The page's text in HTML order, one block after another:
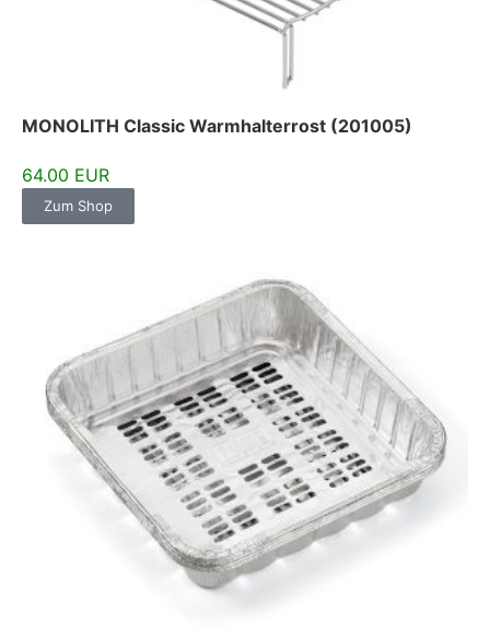
MONOLITH Classic Warmhalterrost (201005)
64.00 EUR
Zum Shop